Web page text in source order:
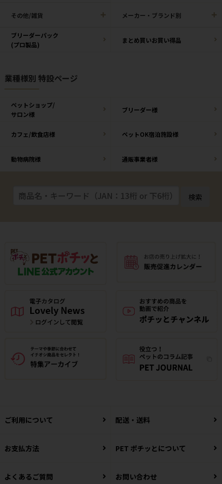
その他/雑貨 メーカー・ブランド別
ブリーダーパック
(プロ製品)
まとめ買いお買い得品
業種様別 特設ページ
ペットショップ/
サロン様
ブリーダー様
カフェ/飲食店様 ペットOK宿泊施設様
動物病院様 通販事業者様
検索
ご利用について 配送・送料
お支払方法 PET ポチッとについて
よくあるご質問 お問い合わせ